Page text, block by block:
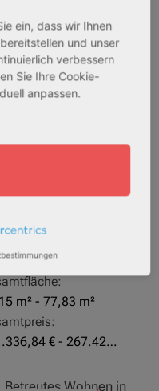
%
m² - 77,83 m²
251.336,84 € - 267.420,00 €
ein, dass wir Ihnen
und unser
verbessern
Sie Ihre Cookie-
anpassen.